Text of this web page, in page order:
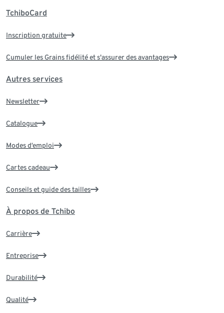
TchiboCard
Inscription gratuite
Cumuler les Grains fidélité et s'assurer des avantages
Autres services
Newsletter
Catalogue
Modes d’emploi
Cartes cadeau
Conseils et guide des tailles
À propos de Tchibo
Carrière
Entreprise
Durabilité
Qualité